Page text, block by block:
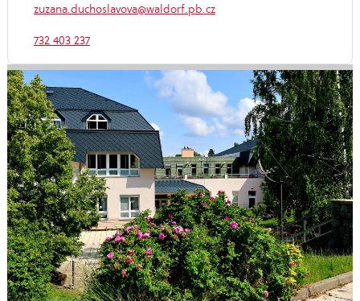
zuzana.duchoslavova@waldorf.pb.cz
732 403 237